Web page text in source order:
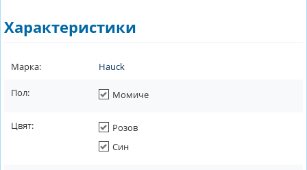
Характеристики
Марка: Hauck
Пол: Момиче
Цвят:
Розов
Син